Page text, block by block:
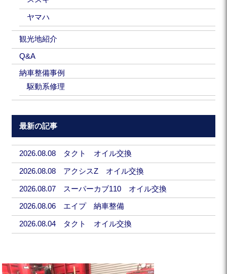
ヤマハ
観光地紹介
Q&A
納車整備事例
駆動系修理
最新の記事
2026.08.08 タクト オイル交換
2026.08.08 アクシスZ オイル交換
2026.08.07 スーパーカブ110 オイル交換
2026.08.06 エイプ 納車整備
2026.08.04 タクト オイル交換